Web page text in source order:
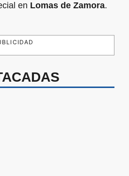
en Lomas de Zamora.